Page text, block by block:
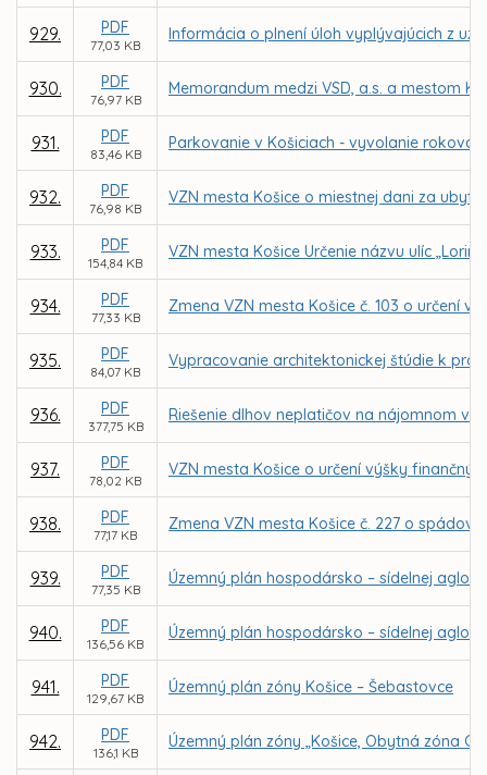
929. PDF
77,03 KB
Informácia o plnení úloh vyplývajúcich z
930. PDF
76,97 KB
Memorandum medzi VSD, a.s. a mestom
931. PDF
83,46 KB
Parkovanie v Košiciach - vyvolanie
932. PDF
76,98 KB
VZN mesta Košice o miestnej dani za
933. PDF
154,84 KB
VZN mesta Košice Určenie názvu ulíc
934. PDF
77,33 KB
Zmena VZN mesta Košice č. 103 o určení
935. PDF
84,07 KB
Vypracovanie architektonickej štúdie k
936. PDF
377,75 KB
Riešenie dlhov neplatičov na nájomnom v
937. PDF
78,02 KB
VZN mesta Košice o určení výšky
938. PDF
77,17 KB
Zmena VZN mesta Košice č. 227 o
939. PDF
77,35 KB
Územný plán hospodársko – sídelnej
940. PDF
136,56 KB
Územný plán hospodársko – sídelnej
941. PDF
129,67 KB
Územný plán zóny Košice – Šebastovce
942. PDF
136,1 KB
Územný plán zóny „Košice, Obytná zóna